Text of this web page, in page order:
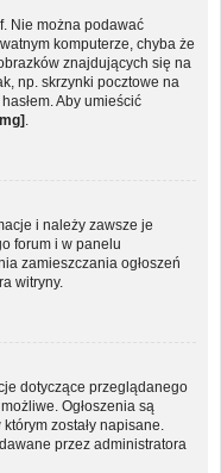
Nie można podawać
komputerze, chyba że
znajdujących się na
np. skrzynki pocztowe na
Aby umieścić
i należy zawsze je
forum i w panelu
zamieszczania ogłoszeń
witryny.
dotyczące przeglądanego
Ogłoszenia są
zostały napisane.
przez administratora